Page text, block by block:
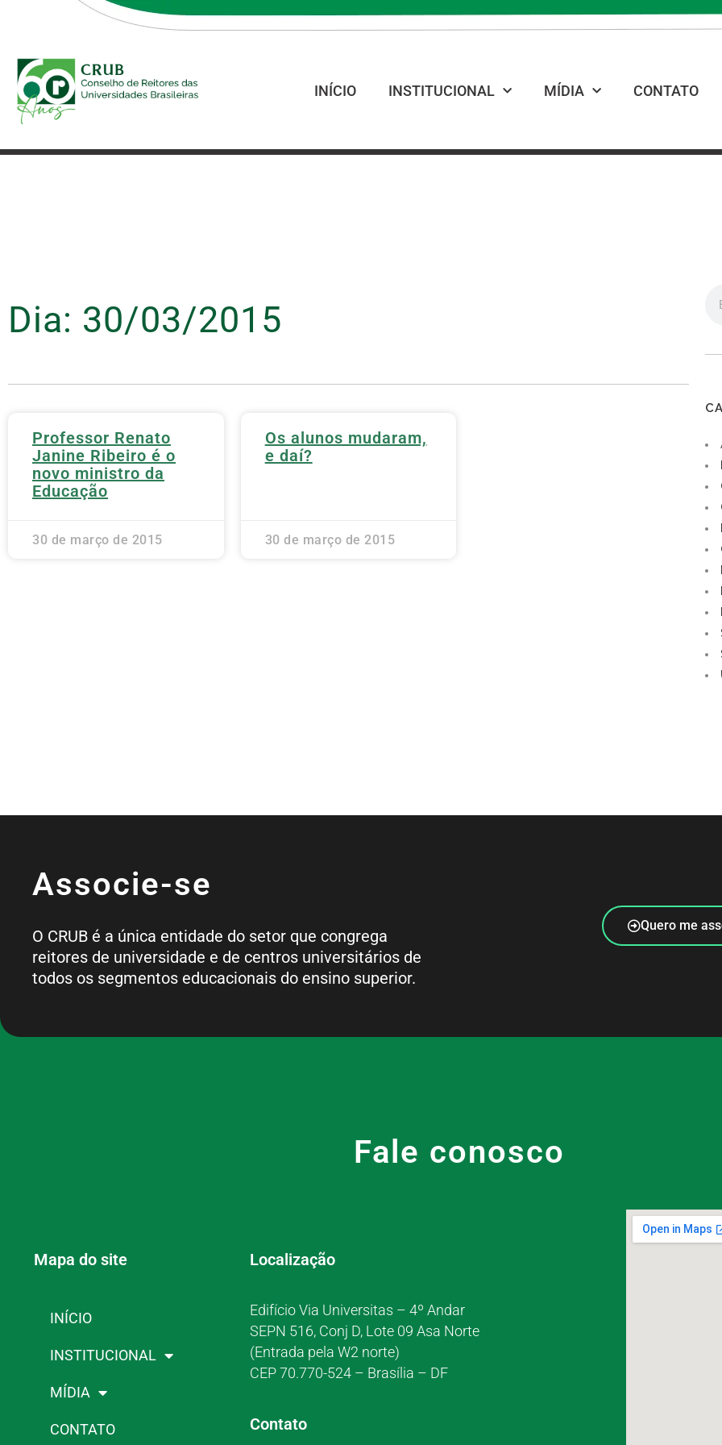
INÍCIO INSTITUCIONAL MÍDIA CONTATO
Dia: 30/03/2015
Professor Renato
Janine Ribeiro é o
novo ministro da
Educação
30 de março de 2015
Os alunos mudaram,
e daí?
30 de março de 2015
Associe-se
O CRUB é a única entidade do setor que congrega
reitores de universidade e de centros universitários de
todos os segmentos educacionais do ensino superior.
Quero me
Fale conosco
Mapa do site
INÍCIO
INSTITUCIONAL
MÍDIA
CONTATO
Localização
Edifício Via Universitas – 4º Andar
SEPN 516, Conj D, Lote 09 Asa Norte
(Entrada pela W2 norte)
CEP 70.770-524 – Brasília – DF
Contato